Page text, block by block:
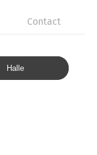
Contact
Halle